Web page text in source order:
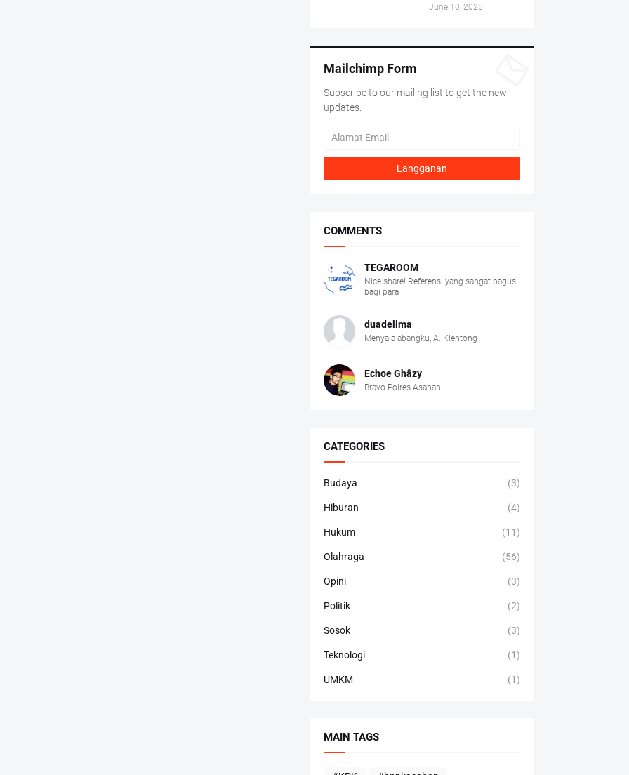
June 10, 2025
Mailchimp Form
Subscribe to our mailing list to get the new
updates.
COMMENTS
TEGAROOM
Nice share! Referensi yang sangat bagus
bagi para ...
duadelima
Menyala abangku, A. Klentong
Echoe Ghâzy
Bravo Polres Asahan
CATEGORIES
Budaya (3)
Hiburan (4)
Hukum (11)
Olahraga (56)
Opini (3)
Politik (2)
Sosok (3)
Teknologi (1)
UMKM (1)
MAIN TAGS